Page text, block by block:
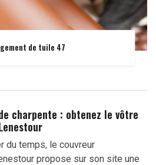
de tuile 47
charpente : obtenez le vôtre
du temps, le couvreur
propose sur son site une